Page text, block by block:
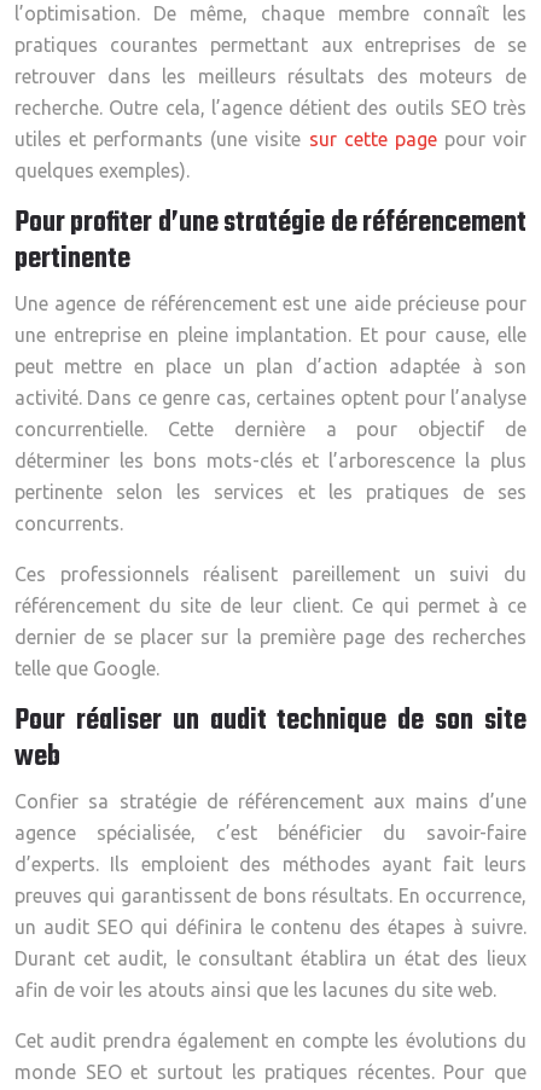
l’optimisation. De même, chaque membre connaît les
pratiques courantes permettant aux entreprises de se
retrouver dans les meilleurs résultats des moteurs de
recherche. Outre cela, l’agence détient des outils SEO très
utiles et performants (une visite sur cette pagepour voir
quelques exemples).
Pour profiter d’une stratégie de référencement
pertinente
Une agence de référencement est une aide précieuse pour
une entreprise en pleine implantation. Et pour cause, elle
peut mettre en place un plan d’action adaptée à son
activité. Dans ce genre cas, certaines optent pour l’analyse
concurrentielle. Cette dernière a pour objectif de
déterminer les bons mots-clés et l’arborescence la plus
pertinente selon les services et les pratiques de ses
concurrents.
Ces professionnels réalisent pareillement un suivi du
référencement du site de leur client. Ce qui permet à ce
dernier de se placer sur la première page des recherches
telle que Google.
Pour réaliser un audit technique de son site
web
Confier sa stratégie de référencement aux mains d’une
agence spécialisée, c’est bénéficier du savoir-faire
d’experts. Ils emploient des méthodes ayant fait leurs
preuves qui garantissent de bons résultats. En occurrence,
un audit SEO qui définira le contenu des étapes à suivre.
Durant cet audit, le consultant établira un état des lieux
afin de voir les atouts ainsi que les lacunes du site web.
Cet audit prendra également en compte les évolutions du
monde SEO et surtout les pratiques récentes. Pour que